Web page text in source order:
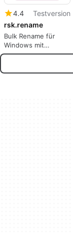
4.4
Testversion
rsk.rename
Bulk Rename für
Windows mit
Vorschau, Presets